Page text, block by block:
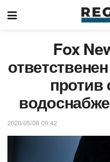
Fox
против
2020/05/08 09:42